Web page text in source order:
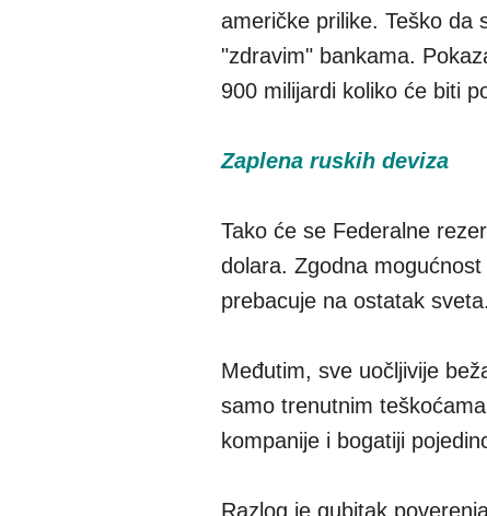
američke prilike. Teško da
"zdravim" bankama.
900 milijardi koliko će biti
Zaplena ruskih deviza
Tako će se Federalne
dolara. Zgodna
prebacuje na ostatak sveta.
Međutim, sve uočljivije
samo trenutnim
kompanije i bogatiji
Razlog je gubitak